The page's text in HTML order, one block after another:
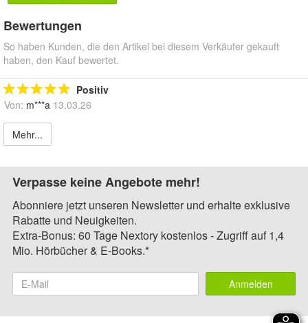
Bewertungen
So haben Kunden, die den Artikel bei diesem Verkäufer gekauft
haben, den Kauf bewertet.
Positiv
Von: m***a 13.03.26
Mehr...
Verpasse keine Angebote mehr!
Abonniere jetzt unseren Newsletter und erhalte exklusive
Rabatte und Neuigkeiten.
Extra-Bonus: 60 Tage Nextory kostenlos - Zugriff auf 1,4
Mio. Hörbücher & E-Books.*
Anmelden